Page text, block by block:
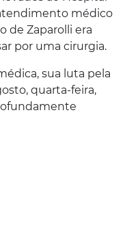
médico
de Zaparolli era
por uma cirurgia.
sua luta pela
quarta-feira,